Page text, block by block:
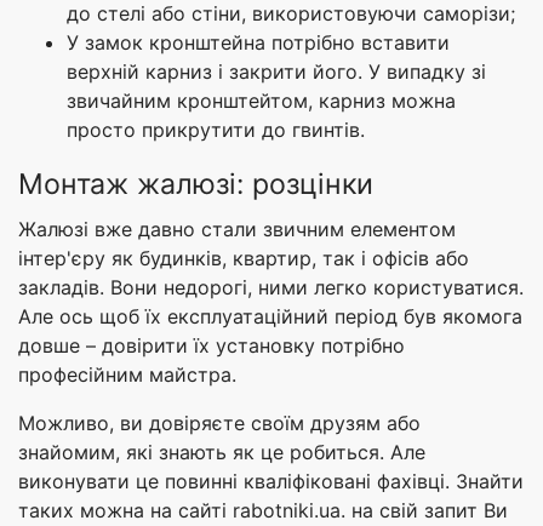
до стелі або стіни, використовуючи саморізи;
У замок кронштейна потрібно вставити
верхній карниз і закрити його. У випадку зі
звичайним кронштейтом, карниз можна
просто прикрутити до гвинтів.
Монтаж жалюзі: розцінки
Жалюзі вже давно стали звичним елементом
інтер'єру як будинків, квартир, так і офісів або
закладів. Вони недорогі, ними легко користуватися.
Але ось щоб їх експлуатаційний період був якомога
довше – довірити їх установку потрібно
професійним майстра.
Можливо, ви довіряєте своїм друзям або
знайомим, які знають як це робиться. Але
виконувати це повинні кваліфіковані фахівці. Знайти
таких можна на сайті rabotniki.ua. на свій запит Ви